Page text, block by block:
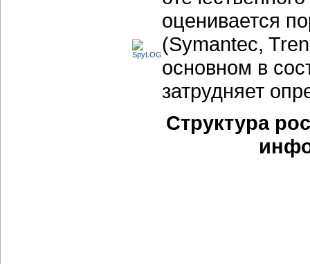
оценивается
(Symantec,
основном в
затрудняет
Структура